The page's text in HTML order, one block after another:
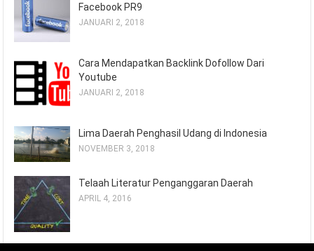
Facebook PR9
JANUARI 2, 2018
Cara Mendapatkan Backlink Dofollow Dari
Youtube
JANUARI 2, 2018
Lima Daerah Penghasil Udang di Indonesia
NOVEMBER 3, 2018
Telaah Literatur Penganggaran Daerah
APRIL 4, 2016